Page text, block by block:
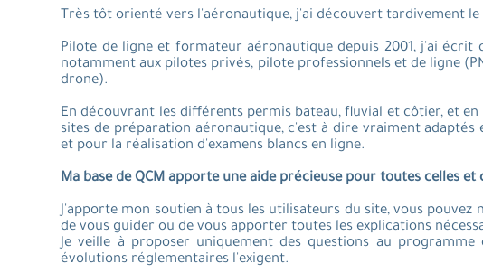
Très tôt orienté vers l'aéronautique, j'ai découvert tardivement
Pilote de ligne et formateur aéronautique depuis 2001, j'ai écrit
notamment aux pilotes privés, pilote professionnels et de ligne
drone).
En découvrant les différents permis bateau, fluvial et côtier, et
sites de préparation aéronautique, c'est à dire vraiment
et pour la réalisation d'examens blancs en ligne.
Ma base de QCM apporte une aide précieuse pour toutes celles
J'apporte mon soutien à tous les utilisateurs du site, vous
de vous guider ou de vous apporter toutes les explications
Je veille à proposer uniquement des questions au
évolutions réglementaires l'exigent.